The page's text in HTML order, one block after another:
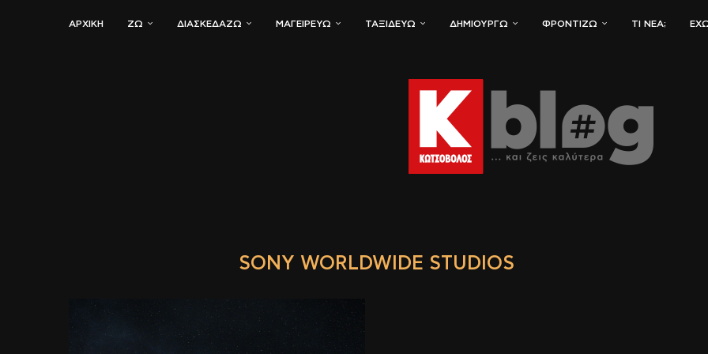
ΑΡΧΙΚΗ ΖΏ ΔΙΑΣΚΕΔΆΖΩ ΜΑΓΕΙΡΕΎΩ ΤΑΞΙΔΕΎΩ ΔΗΜΙΟΥΡΓΏ ΦΡΟΝΤΊΖΩ ΤΙ ΝΈΑ;
SONY WORLDWIDE STUDIOS